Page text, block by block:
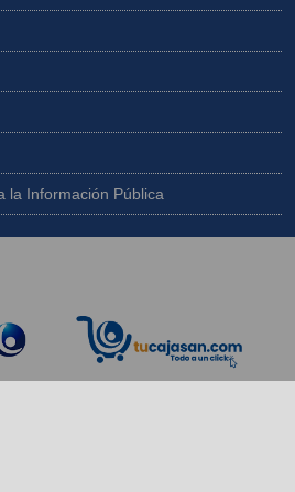
la Información Pública